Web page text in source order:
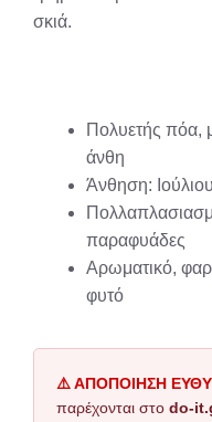
σκιά.
Πολυετής πόα,
άνθη
Άνθηση:
παραφυάδες
Αρωματικό,
φυτό
⚠️ ΑΠΟΠΟΙΗΣΗ
παρέχονται στο do-